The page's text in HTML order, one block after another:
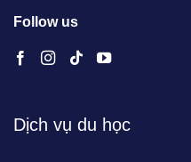
Follow us
Dịch vụ du học